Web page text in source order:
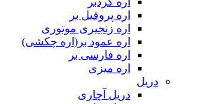
اره پروفیل بر
اره زنجیری موتوری
اره عمود بر(اره چکشی)
اره فارسی بر
اره میزی
دریل
دریل آچاری